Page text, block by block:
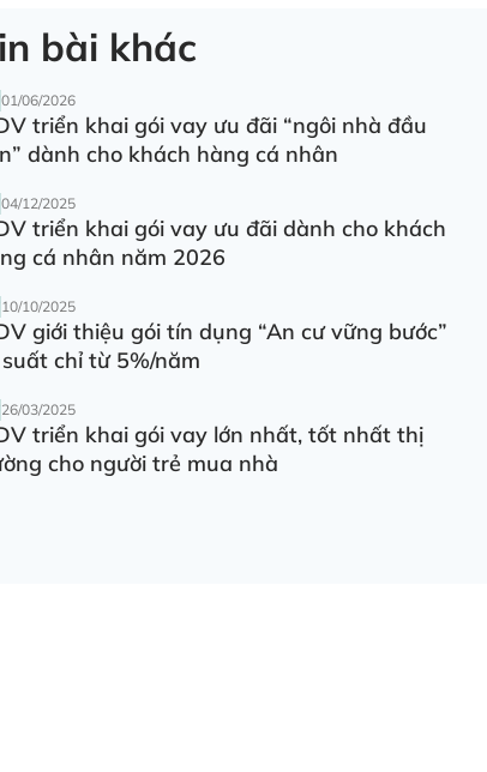
bài khác
01/06/2026
triển khai gói vay ưu đãi “ngôi nhà đầu
dành cho khách hàng cá nhân
04/12/2025
triển khai gói vay ưu đãi dành cho khách
cá nhân năm 2026
10/10/2025
giới thiệu gói tín dụng “An cư vững bước”
chỉ từ 5%/năm
26/03/2025
triển khai gói vay lớn nhất, tốt nhất thị
cho người trẻ mua nhà